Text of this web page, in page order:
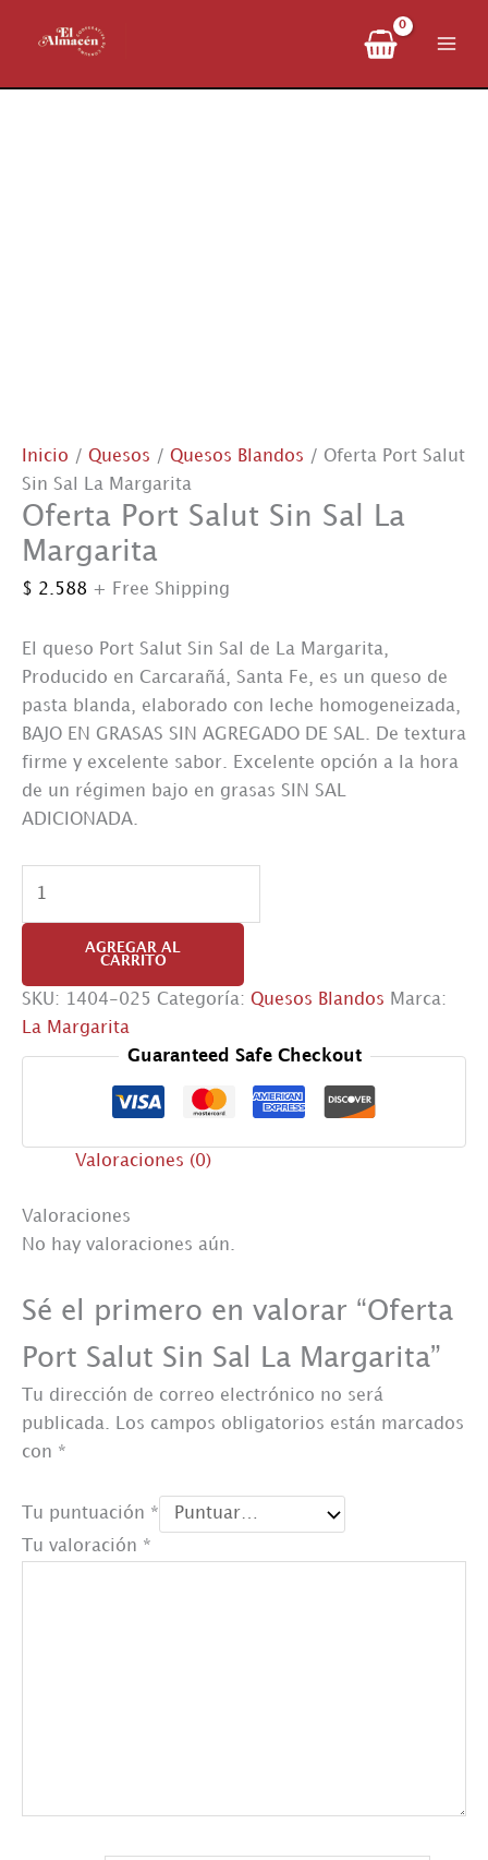
Inicio / Quesos / Quesos Blandos / Oferta Port Salut
Sin Sal La Margarita
Oferta Port Salut Sin Sal La
Margarita
$ 2.588 + Free Shipping
El queso Port Salut Sin Sal de La Margarita,
Producido en Carcarañá, Santa Fe, es un queso de
pasta blanda, elaborado con leche homogeneizada,
BAJO EN GRASAS SIN AGREGADO DE SAL. De textura
firme y excelente sabor. Excelente opción a la hora
de un régimen bajo en grasas SIN SAL
ADICIONADA.
Sal
La
AGREGAR AL
CARRITO
SKU: 1404-025 Categoría: Quesos Blandos Marca:
La Margarita
Guaranteed Safe Checkout
Valoraciones (0)
Valoraciones
No hay valoraciones aún.
Sé el primero en valorar “Oferta
Port Salut Sin Sal La Margarita”
Tu dirección de correo electrónico no será
publicada. Los campos obligatorios están marcados
con *
Tu puntuación *
Tu valoración *